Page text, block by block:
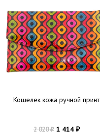
Кошелек кожа ручной принт
2 020₽1 414 ₽